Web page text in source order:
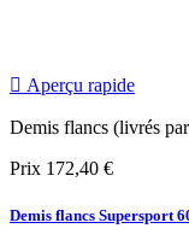
 Aperçu rapide
Demis flancs (livrés
Prix 172,40 €
Demis flancs Supersport